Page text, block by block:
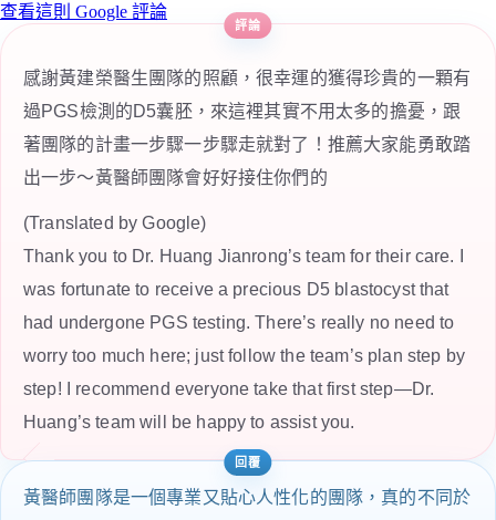
查看這則 Google 評論
感謝黃建榮醫生團隊的照顧，很幸運的獲得珍貴的一顆有
過PGS檢測的D5囊胚，來這裡其實不用太多的擔憂，跟
著團隊的計畫一步驟一步驟走就對了！推薦大家能勇敢踏
出一步～黃醫師團隊會好好接住你們的
(Translated by Google)
Thank you to Dr. Huang Jianrong’s team for their care. I
was fortunate to receive a precious D5 blastocyst that
had undergone PGS testing. There’s really no need to
worry too much here; just follow the team’s plan step by
step! I recommend everyone take that first step—Dr.
Huang’s team will be happy to assist you.
黃醫師團隊是一個專業又貼心人性化的團隊，真的不同於